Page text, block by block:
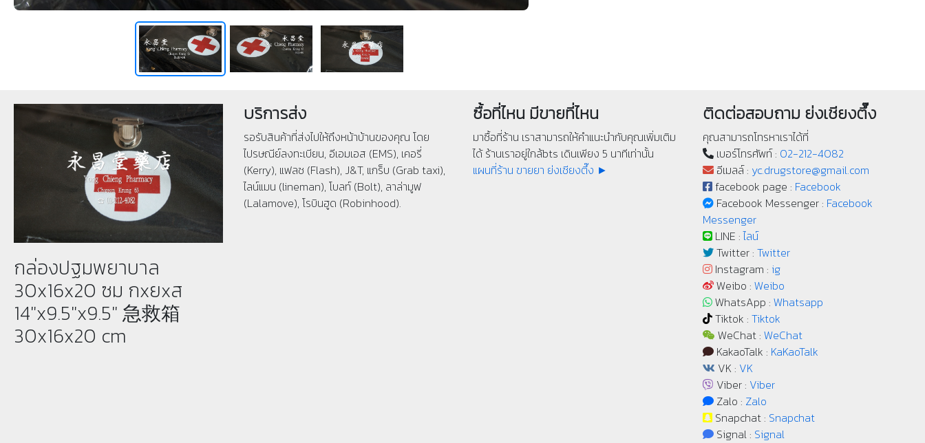
กล่องปฐมพยาบาล
30x16x20 ซม กxยxส
14"x9.5"x9.5" 急救箱
30x16x20 cm
บริการส่ง
รอรับสินค้าที่ส่งไปให้ถึงหน้าบ้านของคุณ โดย
ไปรษณีย์ลงทะเบียน, อีเอมเอส (EMS), เคอรี่
(Kerry), แฟลช (Flash), J&T, แกร็บ (Grab taxi),
ไลน์แมน (lineman), โบลท์ (Bolt), ลาล่ามูฟ
(Lalamove), โรบินฮูด (Robinhood).
ซื้อที่ไหน มีขายที่ไหน
มาซื้อที่ร้าน เราสามารถให้คำแนะนำกับคุณเพิ่มเติม
ได้ ร้านเราอยู่ใกล้bts เดินเพียง 5 นาทีเท่านั้น
แผนที่ร้าน ขายยา ย่งเชียงตึ๊ง ►
ติดต่อสอบถาม ย่งเชียงตึ๊ง
คุณสามารถโทรหาเราได้ที่
เบอร์โทรศัพท์ : 02-212-4082
อีเมลล์ : yc.drugstore@gmail.com
facebook page : Facebook
Facebook Messenger : Facebook
Messenger
LINE :ไลน์
Twitter : Twitter
Instagram : ig
Weibo : Weibo
WhatsApp : Whatsapp
Tiktok : Tiktok
WeChat : WeChat
KakaoTalk : KaKaoTalk
VK : VK
Viber : Viber
Zalo : Zalo
Snapchat : Snapchat
Signal : Signal